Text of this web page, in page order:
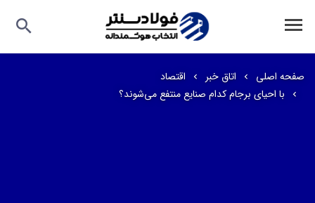
صفحه اصلی اتاق خبر
اقتصاد
با احیای برجام کدام صنایع منتفع می‌شوند؟